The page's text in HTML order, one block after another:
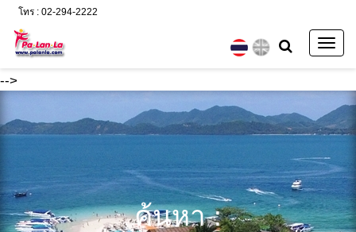
-->
โทร : 02-294-2222
ค้นหา :